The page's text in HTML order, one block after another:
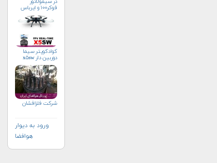
در سیمولاتور
فوکر۱۰۰ و ایرباس
کوادکوپتر سیما
دوربین دار x۵sw
شرکت فلزافشان
ورود به دیوار
هوافضا